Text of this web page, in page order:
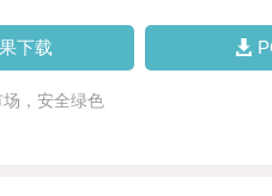
下载
，安全绿色